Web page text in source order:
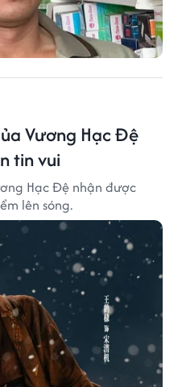
Vương Hạc Đệ
tin vui
Hạc Đệ nhận được
lên sóng.